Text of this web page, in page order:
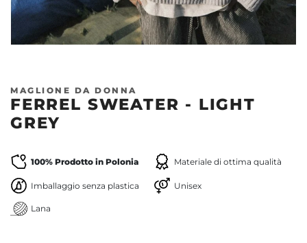
MAGLIONE DA DONNA
FERREL SWEATER - LIGHT
GREY
100% Prodotto in Polonia Materiale di ottima qualità
Imballaggio senza plastica Unisex
Lana